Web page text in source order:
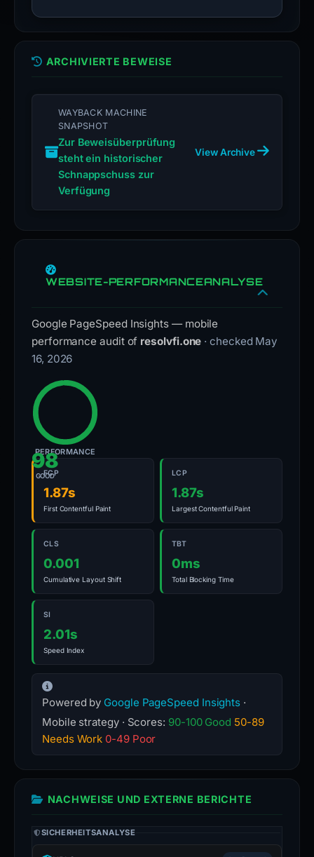
expected
service
an
address
instead.
Submit
an
report
inaccurate.
ARCHIVIERTE BEWEISE
WAYBACK MACHINE
SNAPSHOT
Zur Beweisüberprüfung
steht ein historischer
Schnappschuss zur
Verfügung
View Archive
WEBSITE-PERFORMANCEANALYSE
Google PageSpeed Insights — mobile
performance audit of resolvfi.one · checked May
16, 2026
98
GOOD
PERFORMANCE
FCP
1.87s
First Contentful Paint
LCP
1.87s
Largest Contentful Paint
CLS
0.001
Cumulative Layout Shift
TBT
0ms
Total Blocking Time
SI
2.01s
Speed Index
Powered by Google PageSpeed Insights ·
Mobile strategy · Scores: 90-100 Good 50-89
Needs Work 0-49 Poor
NACHWEISE UND EXTERNE BERICHTE
SICHERHEITSANALYSE